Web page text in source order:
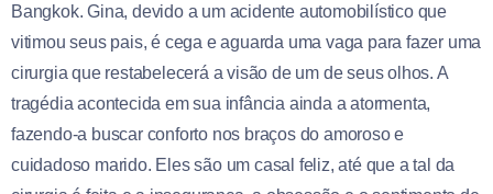
Bangkok. Gina, devido a um acidente automobilístico que
vitimou seus pais, é cega e aguarda uma vaga para fazer uma
cirurgia que restabelecerá a visão de um de seus olhos. A
tragédia acontecida em sua infância ainda a atormenta,
fazendo-a buscar conforto nos braços do amoroso e
cuidadoso marido. Eles são um casal feliz, até que a tal da